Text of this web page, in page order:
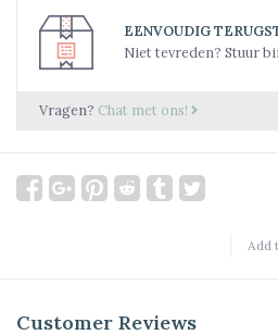
EENVOUDIG
Niet tevreden? Stuur
Vragen? Chat met ons!
Add
Customer Reviews